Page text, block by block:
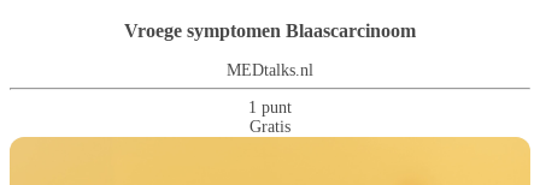
Vroege symptomen Blaascarcinoom
MEDtalks.nl
1 punt
Gratis